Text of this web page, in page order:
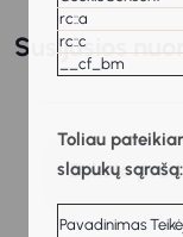
rc::a
rc::c
__cf_bm
Toliau
slapukų sąrašą:
Pavadinimas
Susijusios
Etiketo